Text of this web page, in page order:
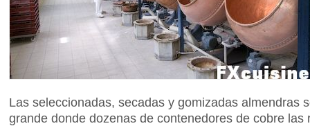
Las seleccionadas, secadas y gomizadas almendras
grande donde dozenas de contenedores de cobre las